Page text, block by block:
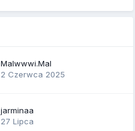
Malwwwi.Mal
2 Czerwca 2025
jarminaa
27 Lipca